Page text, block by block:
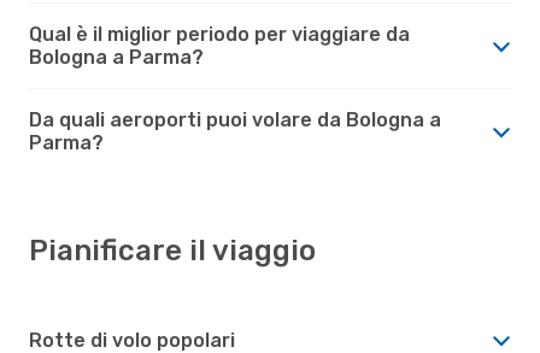
Qual è il miglior periodo per viaggiare da
Bologna a Parma?
Da quali aeroporti puoi volare da Bologna a
Parma?
Pianificare il viaggio
Rotte di volo popolari